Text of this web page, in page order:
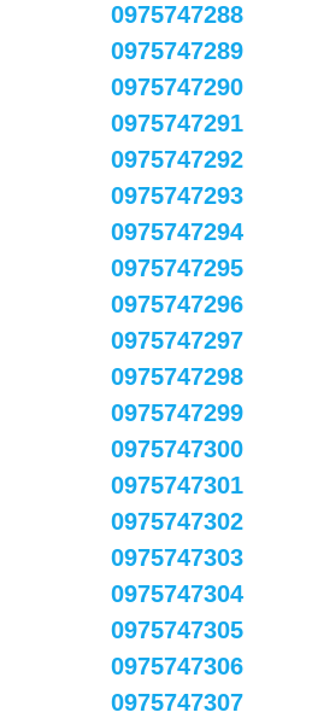
0975747288
0975747289
0975747290
0975747291
0975747292
0975747293
0975747294
0975747295
0975747296
0975747297
0975747298
0975747299
0975747300
0975747301
0975747302
0975747303
0975747304
0975747305
0975747306
0975747307